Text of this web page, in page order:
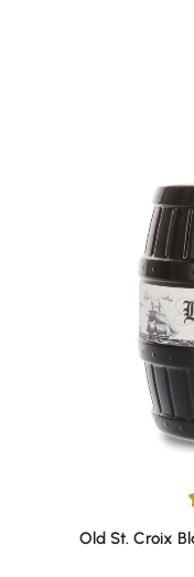
Average rating of
Old St. Croix